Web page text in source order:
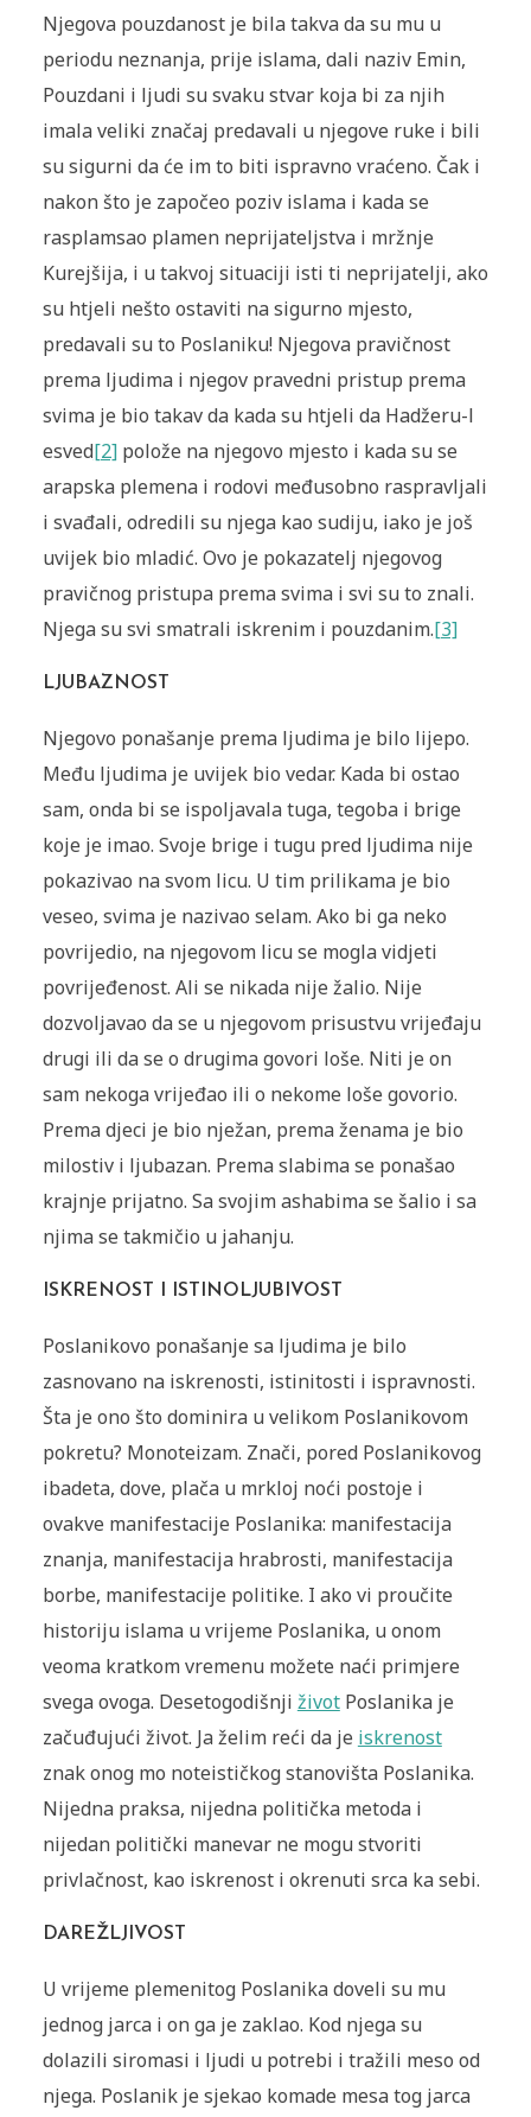
Njegova pouzdanost je bila takva da su mu u
periodu neznanja, prije islama, dali naziv Emin,
Pouzdani i ljudi su svaku stvar koja bi za njih
imala veliki značaj predavali u njegove ruke i bili
su sigurni da će im to biti ispravno vraćeno. Čak i
nakon što je započeo poziv islama i kada se
rasplamsao plamen neprijateljstva i mržnje
Kurejšija, i u takvoj situaciji isti ti neprijatelji, ako
su htjeli nešto ostaviti na sigurno mjesto,
predavali su to Poslaniku! Njegova pravičnost
prema ljudima i njegov pravedni pristup prema
svima je bio takav da kada su htjeli da Hadžeru-l
esved[2]polože na njegovo mjesto i kada su se
arapska plemena i rodovi međusobno raspravljali
i svađali, odredili su njega kao sudiju, iako je još
uvijek bio mladić. Ovo je pokazatelj njegovog
pravičnog pristupa prema svima i svi su to znali.
Njega su svi smatrali iskrenim i pouzdanim.[3]
LJUBAZNOST
Njegovo ponašanje prema ljudima je bilo lijepo.
Među ljudima je uvijek bio vedar. Kada bi ostao
sam, onda bi se ispoljavala tuga, tegoba i brige
koje je imao. Svoje brige i tugu pred ljudima nije
pokazivao na svom licu. U tim prilikama je bio
veseo, svima je nazivao selam. Ako bi ga neko
povrijedio, na njegovom licu se mogla vidjeti
povrijeđenost. Ali se nikada nije žalio. Nije
dozvoljavao da se u njegovom prisustvu vrijeđaju
drugi ili da se o drugima govori loše. Niti je on
sam nekoga vrijeđao ili o nekome loše govorio.
Prema djeci je bio nježan, prema ženama je bio
milostiv i ljubazan. Prema slabima se ponašao
krajnje prijatno. Sa svojim ashabima se šalio i sa
njima se takmičio u jahanju.
ISKRENOST I ISTINOLJUBIVOST
Poslanikovo ponašanje sa ljudima je bilo
zasnovano na iskrenosti, istinitosti i ispravnosti.
Šta je ono što dominira u velikom Poslanikovom
pokretu? Monoteizam. Znači, pored Poslanikovog
ibadeta, dove, plača u mrkloj noći postoje i
ovakve manifestacije Poslanika: manifestacija
znanja, manifestacija hrabrosti, manifestacija
borbe, manifestacije politike. I ako vi proučite
historiju islama u vrijeme Poslanika, u onom
veoma kratkom vremenu možete naći primjere
svega ovoga. Desetogodišnji životPoslanika je
začuđujući život. Ja želim reći da je iskrenost
znak onog mo noteističkog stanovišta Poslanika.
Nijedna praksa, nijedna politička metoda i
nijedan politički manevar ne mogu stvoriti
privlačnost, kao iskrenost i okrenuti srca ka sebi.
DAREŽLJIVOST
U vrijeme plemenitog Poslanika doveli su mu
jednog jarca i on ga je zaklao. Kod njega su
dolazili siromasi i ljudi u potrebi i tražili meso od
njega. Poslanik je sjekao komade mesa tog jarca